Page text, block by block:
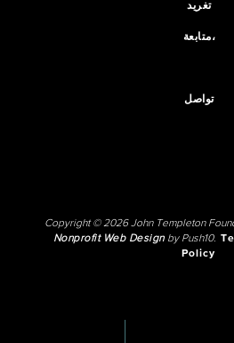
تغريد
متابعة،
تواصل
Copyright © 2026 John Templeton
Nonprofit Web Designby Push10.
Policy